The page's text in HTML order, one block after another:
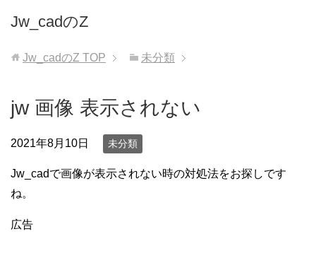
Jw_cadのZ
Jw_cadのZ TOP 未分類
jw 画像 表示されない
2021年8月10日 未分類
Jw_cadで画像が表示されない時の対処法をお探しです
ね。
広告